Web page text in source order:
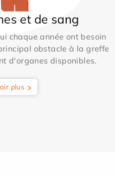
et de sang
chaque année ont besoin
obstacle à la greffe
d'organes disponibles.
plus